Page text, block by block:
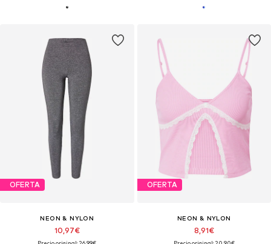
OFERTA
NEON & NYLON
10,97€
OFERTA
NEON & NYLON
8,91€